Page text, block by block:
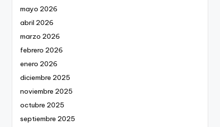
mayo 2026
abril 2026
marzo 2026
febrero 2026
enero 2026
diciembre 2025
noviembre 2025
octubre 2025
septiembre 2025